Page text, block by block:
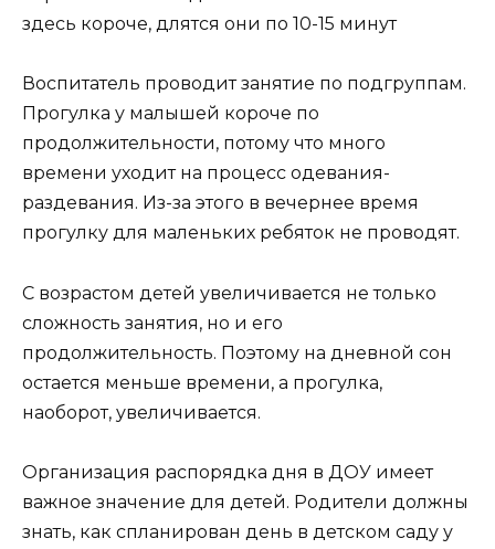
здесь короче, длятся они по 10-15 минут
Воспитатель проводит занятие по подгруппам.
Прогулка у малышей короче по
продолжительности, потому что много
времени уходит на процесс одевания-
раздевания. Из-за этого в вечернее время
прогулку для маленьких ребяток не проводят.
С возрастом детей увеличивается не только
сложность занятия, но и его
продолжительность. Поэтому на дневной сон
остается меньше времени, а прогулка,
наоборот, увеличивается.
Организация распорядка дня в ДОУ имеет
важное значение для детей. Родители должны
знать, как спланирован день в детском саду у